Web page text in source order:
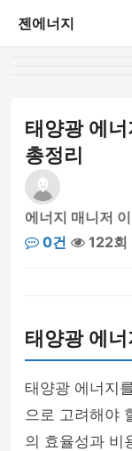
젠에너지
태양광 에
총정리
에너지 매니저
0건
122회
태양광 에
태양광 에너지
으로 고려해야
의 효율성과 비